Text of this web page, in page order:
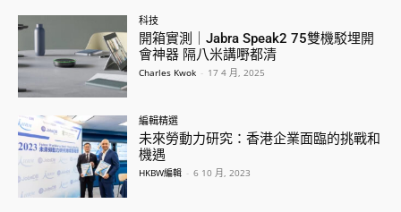
科技
開箱實測｜Jabra Speak2 75雙機駁埋開
會神器 隔八米講嘢都清
Charles Kwok - 17 4 月, 2025
編輯精選
未來勞動力研究：香港企業面臨的挑戰和
機遇
HKBW編輯 - 6 10 月, 2023